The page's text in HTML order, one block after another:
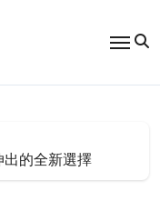
出的全新選擇